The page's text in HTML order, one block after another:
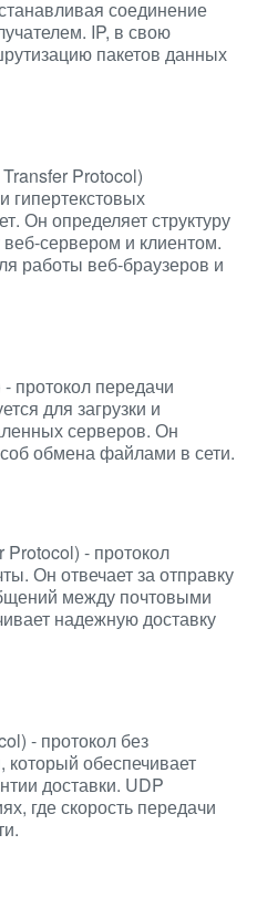
соединение
IP, в свою
пакетов данных
Protocol)
гипертекстовых
Он определяет структуру
сервером и клиентом.
работы веб-браузеров и
протокол передачи
для загрузки и
серверов. Он
обмена файлами в сети.
- протокол
Он отвечает за отправку
между почтовыми
надежную доставку
- протокол без
который обеспечивает
доставки. UDP
где скорость передачи